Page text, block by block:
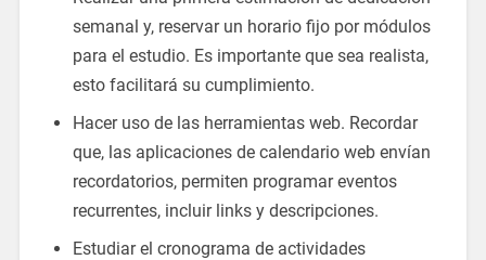
semanal y, reservar un horario fijo por módulos
para el estudio. Es importante que sea realista,
esto facilitará su cumplimiento.
Hacer uso de las herramientas web. Recordar
que, las aplicaciones de calendario web envían
recordatorios, permiten programar eventos
recurrentes, incluir links y descripciones.
Estudiar el cronograma de actividades